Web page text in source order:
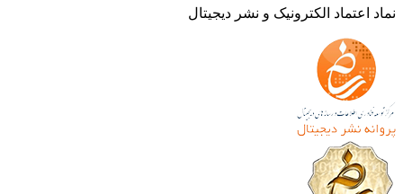
اعتماد الکترونیک و نشر دیجیتال